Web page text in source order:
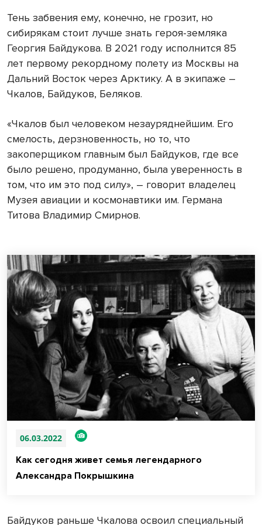
Тень забвения ему, конечно, не грозит, но
сибирякам стоит лучше знать героя-земляка
Георгия Байдукова. В 2021 году исполнится 85
лет первому рекордному полету из Москвы на
Дальний Восток через Арктику. А в экипаже –
Чкалов, Байдуков, Беляков.
«Чкалов был человеком незауряднейшим. Его
смелость, дерзновенность, но то, что
закоперщиком главным был Байдуков, где все
было решено, продуманно, была уверенность в
том, что им это под силу», – говорит владелец
Музея авиации и космонавтики им. Германа
Титова Владимир Смирнов.
06.03.2022
Как сегодня живет семья легендарного
Александра Покрышкина
Байдуков раньше Чкалова освоил специальный